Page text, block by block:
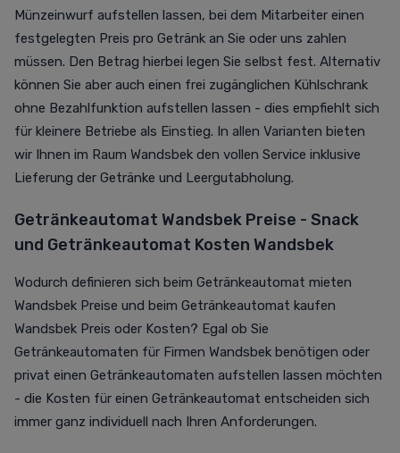
Münzeinwurf aufstellen lassen, bei dem Mitarbeiter einen
festgelegten Preis pro Getränk an Sie oder uns zahlen
müssen. Den Betrag hierbei legen Sie selbst fest. Alternativ
können Sie aber auch einen frei zugänglichen Kühlschrank
ohne Bezahlfunktion aufstellen lassen - dies empfiehlt sich
für kleinere Betriebe als Einstieg. In allen Varianten bieten
wir Ihnen im Raum Wandsbek den vollen Service inklusive
Lieferung der Getränke und Leergutabholung.
Getränkeautomat Wandsbek Preise - Snack
und Getränkeautomat Kosten Wandsbek
Wodurch definieren sich beim Getränkeautomat mieten
Wandsbek Preise und beim Getränkeautomat kaufen
Wandsbek Preis oder Kosten? Egal ob Sie
Getränkeautomaten für Firmen Wandsbek benötigen oder
privat einen Getränkeautomaten aufstellen lassen möchten
- die Kosten für einen Getränkeautomat entscheiden sich
immer ganz individuell nach Ihren Anforderungen.